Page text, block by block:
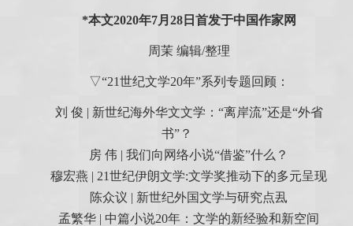
*本文2020年7月28日首发于中国作家网
周茉 编辑/整理
▽“21世纪文学20年”系列专题回顾：
刘 俊 | 新世纪海外华文文学：“离岸流”还是“外省
书”？
房 伟 | 我们向网络小说“借鉴”什么？
穆宏燕 | 21世纪伊朗文学:文学奖推动下的多元呈现
陈众议 | 新世纪外国文学与研究点厾
孟繁华 | 中篇小说20年：文学的新经验和新空间